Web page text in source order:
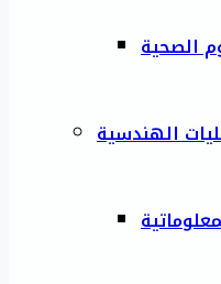
الصحية
الهندسية